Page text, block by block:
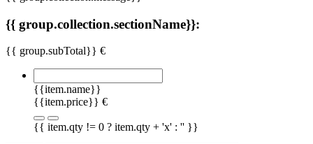
{{ group.collection.sectionName}}:
{{ group.subTotal}} €
{{item.name}}
{{item.price}} €
{{ item.qty != 0 ? item.qty + 'x' : '' }}